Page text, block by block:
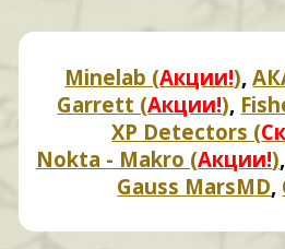
Minelab (Акции!),
Garrett (Акции!),
XP Detectors (
Nokta - Makro (Акции!),
Gauss MarsMD,